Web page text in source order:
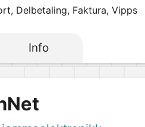
Delbetaling, Faktura, Vipps
Info